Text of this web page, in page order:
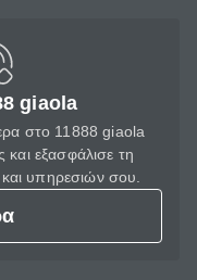
giaola
στο 11888 giaola
και εξασφάλισε τη
υπηρεσιών σου.